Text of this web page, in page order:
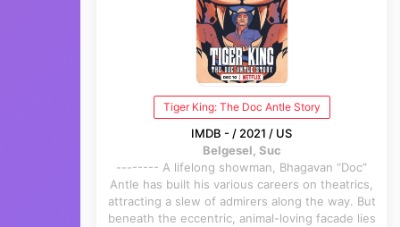
Tiger King: The Doc Antle Story
IMDB - / 2021 / US
Belgesel, Suc
-------- A lifelong showman, Bhagavan “Doc”
Antle has built his various careers on theatrics,
attracting a slew of admirers along the way. But
beneath the eccentric, animal-loving facade lies